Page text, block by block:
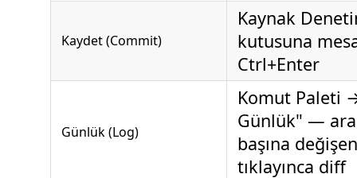
Kaydet (Commit)
Kaynak
kutusuna
Ctrl+Enter
Günlük (Log)
Komut Paleti
Günlük" —
başına
tıklayınca diff